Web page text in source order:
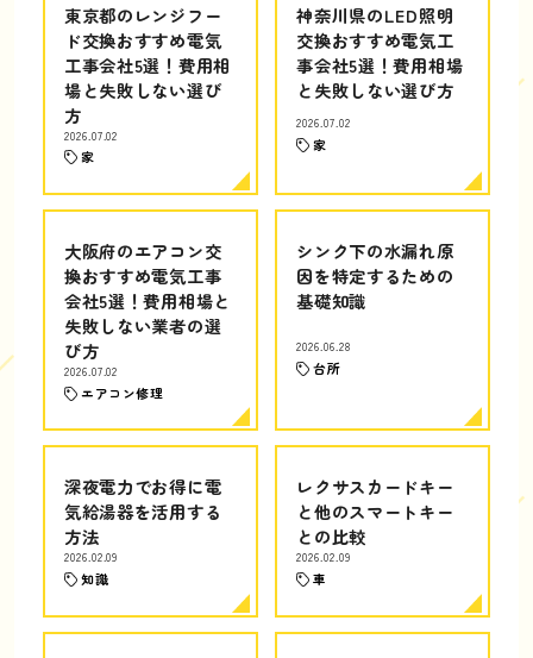
東京都のレンジフー
ド交換おすすめ電気
工事会社5選！費用相
場と失敗しない選び
方
2026.07.02
家
神奈川県のLED照明
交換おすすめ電気工
事会社5選！費用相場
と失敗しない選び方
2026.07.02
家
大阪府のエアコン交
換おすすめ電気工事
会社5選！費用相場と
失敗しない業者の選
び方
2026.07.02
エアコン修理
シンク下の水漏れ原
因を特定するための
基礎知識
2026.06.28
台所
深夜電力でお得に電
気給湯器を活用する
方法
2026.02.09
知識
レクサスカードキー
と他のスマートキー
との比較
2026.02.09
車